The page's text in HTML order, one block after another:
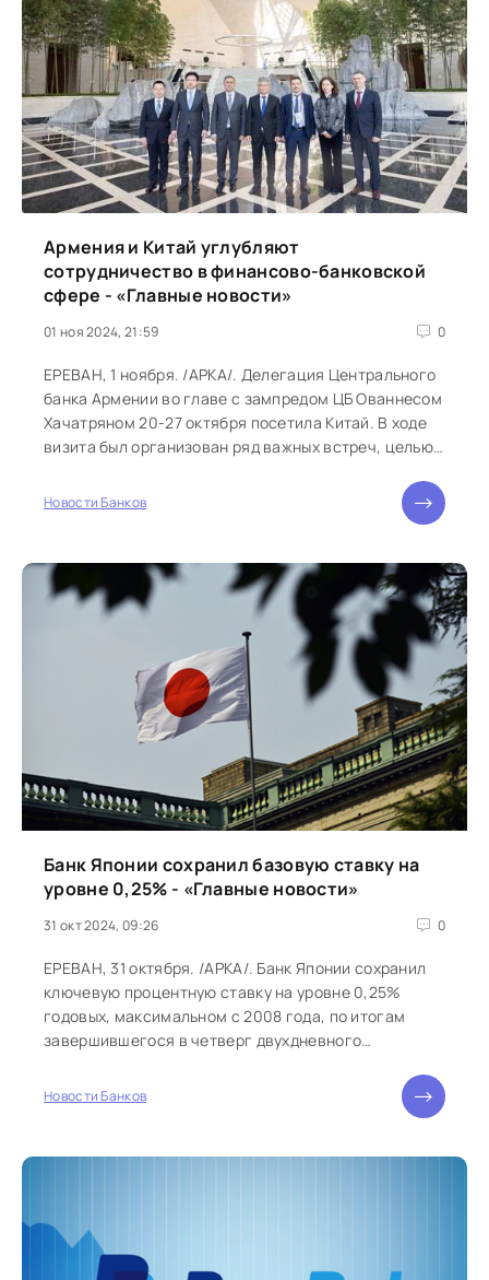
Армения и Китай углубляют
сотрудничество в финансово-банковской
сфере - «Главные новости»
01 ноя 2024, 21:59 0
ЕРЕВАН, 1 ноября. /АРКА/. Делегация Центрального
банка Армении во главе с зампредом ЦБ Ованнесом
Хачатряном 20-27 октября посетила Китай. В ходе
визита был организован ряд важных встреч, целью
Новости Банков
Банк Японии сохранил базовую ставку на
уровне 0,25% - «Главные новости»
31 окт 2024, 09:26 0
ЕРЕВАН, 31 октября. /АРКА/. Банк Японии сохранил
ключевую процентную ставку на уровне 0,25%
годовых, максимальном с 2008 года, по итогам
завершившегося в четверг двухдневного
Новости Банков